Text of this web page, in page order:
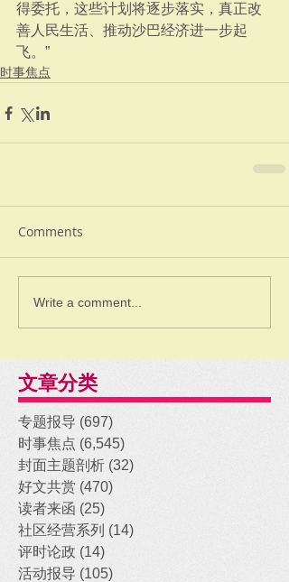
得委托，这些计划将逐步落实，真正改
善人民生活、推动沙巴经济进一步起
飞。”
时事焦点
Comments
Write a comment...
文章分类
专题报导 (697)
时事焦点 (6,545)
封面主题剖析 (32)
好文共赏 (470)
读者来函 (25)
社区经营系列 (14)
评时论政 (14)
活动报导 (105)